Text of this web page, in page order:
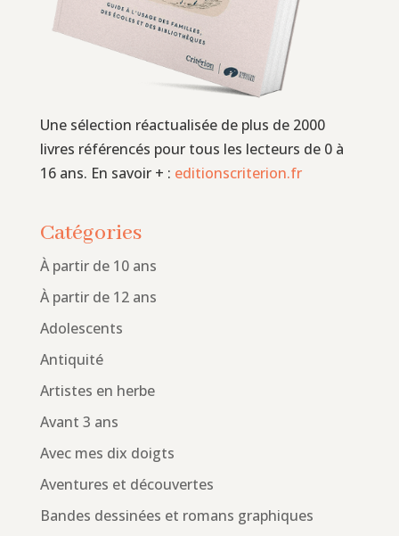
Une sélection réactualisée de plus de 2000
livres référencés pour tous les lecteurs de 0 à
16 ans. En savoir + : editionscriterion.fr
Catégories
À partir de 10 ans
À partir de 12 ans
Adolescents
Antiquité
Artistes en herbe
Avant 3 ans
Avec mes dix doigts
Aventures et découvertes
Bandes dessinées et romans graphiques